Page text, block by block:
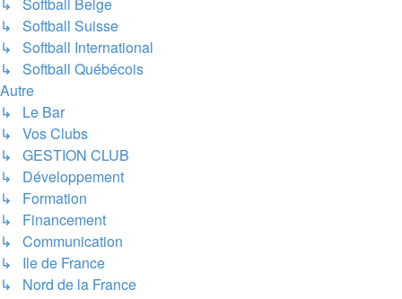
↳ Softball Suisse
↳ Softball International
↳ Softball Québécois
Autre
↳ Le Bar
↳ Vos Clubs
↳ GESTION CLUB
↳ Développement
↳ Formation
↳ Financement
↳ Communication
↳ Ile de France
↳ Nord de la France